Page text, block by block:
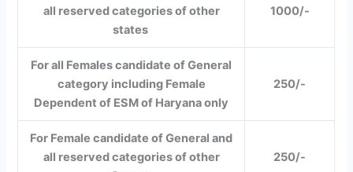
all reserved categories of other
states
1000/-
For all Females candidate of General
category including Female
Dependent of ESM of Haryana only
250/-
For Female candidate of General and
all reserved categories of other
250/-